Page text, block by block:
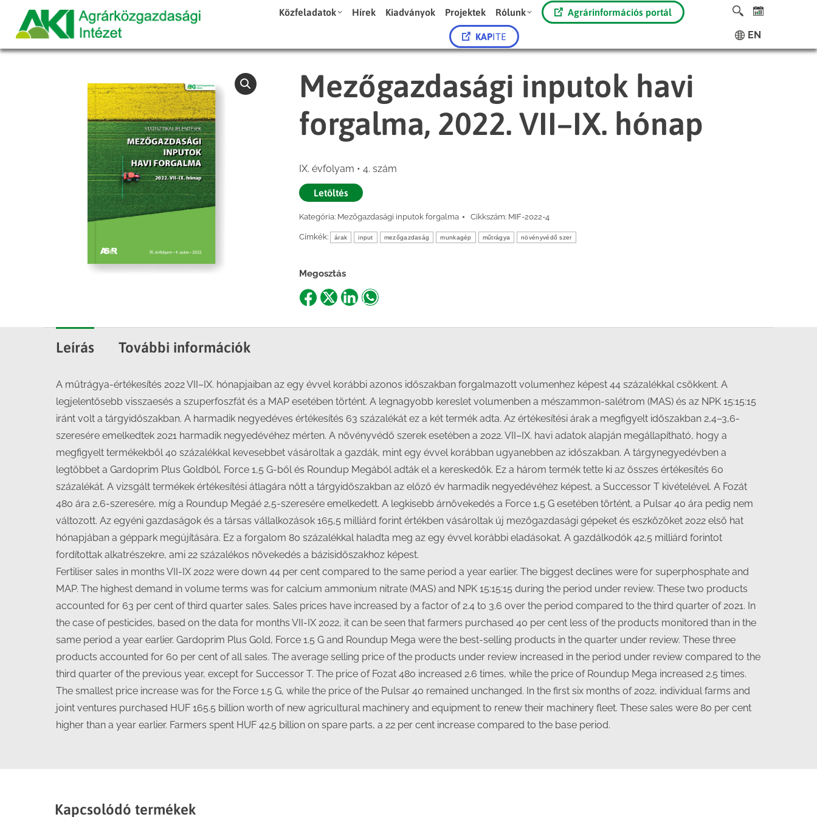
Közfeladatok Hírek Kiadványok Projektek Rólunk Agrárinformációs portál
KAPITE EN
Mezőgazdasági inputok havi
forgalma, 2022. VII–IX. hónap
IX. évfolyam • 4. szám
Letöltés
Kategória: Mezőgazdasági inputok forgalma Cikkszám: MIF-2022-4
Címkék: árak input mezőgazdaság munkagép műtrágya növényvédő szer
Megosztás
ShareShareShareShare
Leírás További információk
A műtrágya-értékesítés 2022 VII–IX. hónapjaiban az egy évvel korábbi azonos időszakban forgalmazott volumenhez képest 44 százalékkal csökkent. A
legjelentősebb visszaesés a szuperfoszfát és a MAP esetében történt. A legnagyobb kereslet volumenben a mészammon-salétrom (MAS) és az NPK 15:15:15
iránt volt a tárgyidőszakban. A harmadik negyedéves értékesítés 63 százalékát ez a két termék adta. Az értékesítési árak a megfigyelt időszakban 2,4–3,6-
szeresére emelkedtek 2021 harmadik negyedévéhez mérten. A növényvédő szerek esetében a 2022. VII–IX. havi adatok alapján megállapítható, hogy a
megfigyelt termékekből 40 százalékkal kevesebbet vásároltak a gazdák, mint egy évvel korábban ugyanebben az időszakban. A tárgynegyedévben a
legtöbbet a Gardoprim Plus Goldból, Force 1,5 G-ből és Roundup Megából adták el a kereskedők. Ez a három termék tette ki az összes értékesítés 60
százalékát. A vizsgált termékek értékesítési átlagára nőtt a tárgyidőszakban az előző év harmadik negyedévéhez képest, a Successor T kivételével. A Fozát
480 ára 2,6-szeresére, míg a Roundup Megáé 2,5-szeresére emelkedett. A legkisebb árnövekedés a Force 1,5 G esetében történt, a Pulsar 40 ára pedig nem
változott. Az egyéni gazdaságok és a társas vállalkozások 165,5 milliárd forint értékben vásároltak új mezőgazdasági gépeket és eszközöket 2022 első hat
hónapjában a géppark megújítására. Ez a forgalom 80 százalékkal haladta meg az egy évvel korábbi eladásokat. A gazdálkodók 42,5 milliárd forintot
fordítottak alkatrészekre, ami 22 százalékos növekedés a bázisidőszakhoz képest.
Fertiliser sales in months VII-IX 2022 were down 44 per cent compared to the same period a year earlier. The biggest declines were for superphosphate and
MAP. The highest demand in volume terms was for calcium ammonium nitrate (MAS) and NPK 15:15:15 during the period under review. These two products
accounted for 63 per cent of third quarter sales. Sales prices have increased by a factor of 2.4 to 3.6 over the period compared to the third quarter of 2021. In
the case of pesticides, based on the data for months VII-IX 2022, it can be seen that farmers purchased 40 per cent less of the products monitored than in the
same period a year earlier. Gardoprim Plus Gold, Force 1.5 G and Roundup Mega were the best-selling products in the quarter under review. These three
products accounted for 60 per cent of all sales. The average selling price of the products under review increased in the period under review compared to the
third quarter of the previous year, except for Successor T. The price of Fozat 480 increased 2.6 times, while the price of Roundup Mega increased 2.5 times.
The smallest price increase was for the Force 1.5 G, while the price of the Pulsar 40 remained unchanged. In the first six months of 2022, individual farms and
joint ventures purchased HUF 165.5 billion worth of new agricultural machinery and equipment to renew their machinery fleet. These sales were 80 per cent
higher than a year earlier. Farmers spent HUF 42.5 billion on spare parts, a 22 per cent increase compared to the base period.
Kapcsolódó termékek